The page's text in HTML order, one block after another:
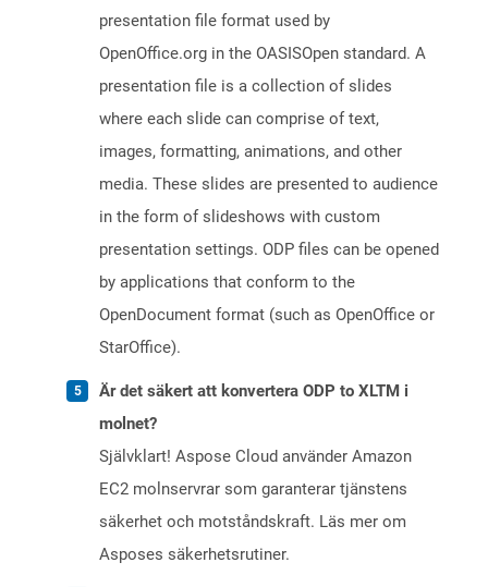
presentation file format used by
OpenOffice.org in the OASISOpen standard. A
presentation file is a collection of slides
where each slide can comprise of text,
images, formatting, animations, and other
media. These slides are presented to audience
in the form of slideshows with custom
presentation settings. ODP files can be opened
by applications that conform to the
OpenDocument format (such as OpenOffice or
StarOffice).
Är det säkert att konvertera ODP to XLTM i
molnet?
Självklart! Aspose Cloud använder Amazon
EC2 molnservrar som garanterar tjänstens
säkerhet och motståndskraft. Läs mer om
Asposes säkerhetsrutiner.